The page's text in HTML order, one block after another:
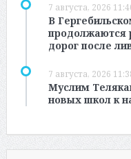
7 августа, 2026
В
продолжаются
дорог после
7 августа, 2026
Муслим
новых школ к